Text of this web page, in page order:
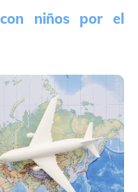
con niños por el